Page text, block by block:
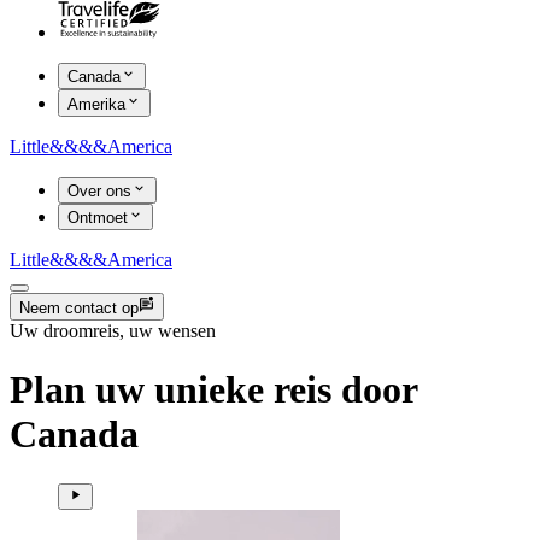
Canada
Amerika
Little&&&&America
Over ons
Ontmoet
Little&&&&America
Neem contact op
Uw droomreis, uw wensen
Plan uw unieke reis door
Canada